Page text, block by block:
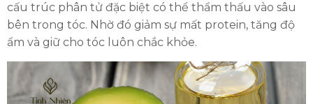
cấu trúc phân tử đặc biệt có thể thẩm thấu vào sâu
bên trong tóc. Nhờ đó giảm sự mất protein, tăng độ
ẩm và giữ cho tóc luôn chắc khỏe.